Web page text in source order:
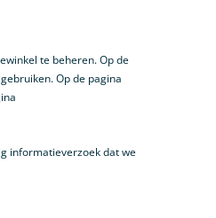
te beheren. Op de
Op de pagina
informatieverzoek dat we